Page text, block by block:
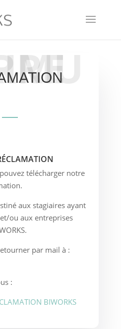
télécharger notre
aux stagiaires ayant
ou aux entreprises
par mail à :
:
BIWORKS